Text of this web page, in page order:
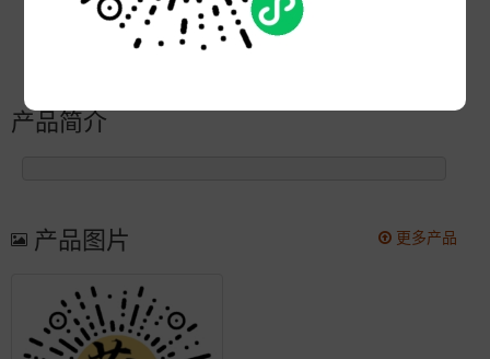
格蓝菲（深圳）有限公司
2007-08-30 16:35:36
产品简介
更多产品
产品图片